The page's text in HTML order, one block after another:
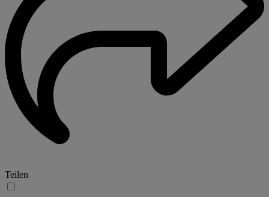
Teilen